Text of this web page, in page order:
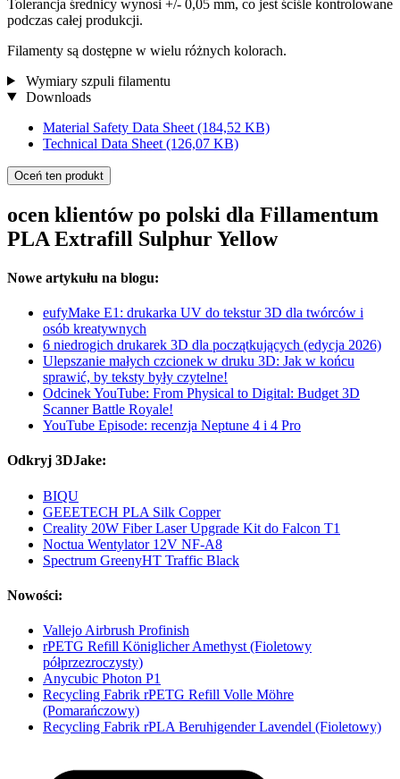
Tolerancja średnicy wynosi +/- 0,05 mm, co jest ściśle kontrolowane
podczas całej produkcji.
Filamenty są dostępne w wielu różnych kolorach.
Wymiary szpuli filamentu
Downloads
Material Safety Data Sheet (184,52 KB)
Technical Data Sheet (126,07 KB)
Oceń ten produkt
ocen klientów po polski dla Fillamentum
PLA Extrafill Sulphur Yellow
Nowe artykułu na blogu:
eufyMake E1: drukarka UV do tekstur 3D dla twórców i
osób kreatywnych
6 niedrogich drukarek 3D dla początkujących (edycja 2026)
Ulepszanie małych czcionek w druku 3D: Jak w końcu
sprawić, by teksty były czytelne!
Odcinek YouTube: From Physical to Digital: Budget 3D
Scanner Battle Royale!
YouTube Episode: recenzja Neptune 4 i 4 Pro
Odkryj 3DJake:
BIQU
GEEETECH PLA Silk Copper
Creality 20W Fiber Laser Upgrade Kit do Falcon T1
Noctua Wentylator 12V NF-A8
Spectrum GreenyHT Traffic Black
Nowości:
Vallejo Airbrush Profinish
rPETG Refill Königlicher Amethyst (Fioletowy
półprzezroczysty)
Anycubic Photon P1
Recycling Fabrik rPETG Refill Volle Möhre
(Pomarańczowy)
Recycling Fabrik rPLA Beruhigender Lavendel (Fioletowy)